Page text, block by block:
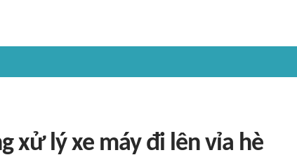
xử lý xe máy đi lên vỉa hè